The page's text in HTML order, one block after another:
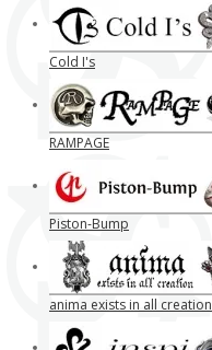
Cold I's
RAMPAGE
Piston-Bump
anima exists in all creation